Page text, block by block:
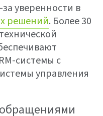
уверенности в
решений. Более 30
системы с
управления